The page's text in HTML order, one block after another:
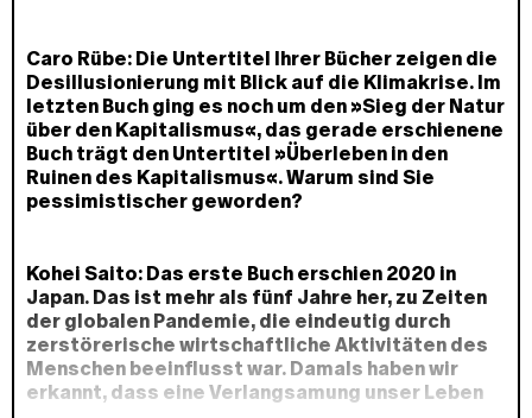
Caro Rübe: Die Untertitel Ihrer Bücher zeigen die
Desillusionierung mit Blick auf die Klimakrise. Im
letzten Buch ging es noch um den »Sieg der Natur
über den Kapitalismus«, das gerade erschienene
Buch trägt den Untertitel »Überleben in den
Ruinen des Kapitalismus«. Warum sind Sie
pessimistischer geworden?
Kohei Saito:Das erste Buch erschien 2020 in
Japan. Das ist mehr als fünf Jahre her, zu Zeiten
der globalen Pandemie, die eindeutig durch
zerstörerische wirtschaftliche Aktivitäten des
Menschen beeinflusst war. Damals haben wir
erkannt, dass eine Verlangsamung unser Leben